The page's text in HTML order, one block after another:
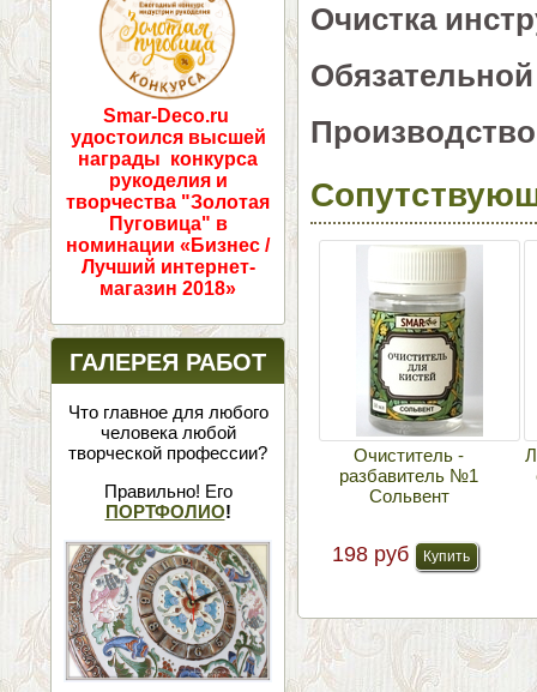
Smar-Deco.ru
удостоился высшей
награды конкурса
рукоделия и
творчества "Золотая
Пуговица" в
номинации «Бизнес /
Лучший интернет-
магазин 2018»
ГАЛЕРЕЯ РАБОТ
Что главное для любого
человека любой
творческой профессии?
Правильно! Его
ПОРТФОЛИО!
Очистка
Очиститель -
разбавитель №1
Сольвент
198 руб